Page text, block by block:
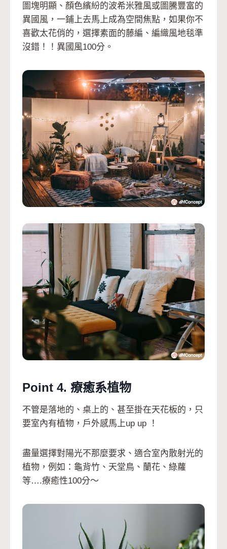
圖塊明顯、顏色繽紛的波希米雅風或圖騰豐富的
異國風，一鋪上去馬上成為空間焦點，如果你不
喜歡太花俏的，選擇素面的藤編、編織風地毯準
沒錯！！異國風100分。
Point 4. 療癒系植物
不管是落地的、桌上的、甚至掛在天花板的，只
要室內有植物，戶外感馬上up up ！
盡量選擇對陽光不那麼要求、適合室內散射光的
植物，例如：龜背竹、天堂鳥、蘭花、綠蘿
等….療癒性100分～